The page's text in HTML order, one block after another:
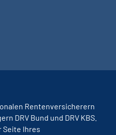
Rentenversicherern
DRV Bund und DRV KBS.
Seite Ihres